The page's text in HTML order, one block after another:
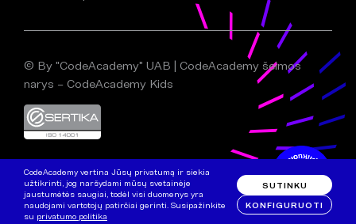
© By "CodeAcademy" UAB | CodeAcademy šeimos
narys – CodeAcademy Kids
CodeAcademy vertina Jūsų privatumą ir siekia
užtikrinti, jog naršydami mūsų svetainėje
jaustumėtės saugiai, todėl visi duomenys yra
naudojami vartotojų patirčiai gerinti. Susipažinkite
su privatumo politika
SUTINKU
KONFIGURUOTI